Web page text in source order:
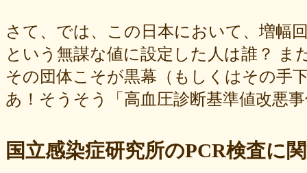
さて、では、この日本において、増幅
という無謀な値に設定した人は誰？ ま
その団体こそが黒幕（もしくはその手
あ！そうそう「高血圧診断基準値改悪
国立感染症研究所のPCR検査に